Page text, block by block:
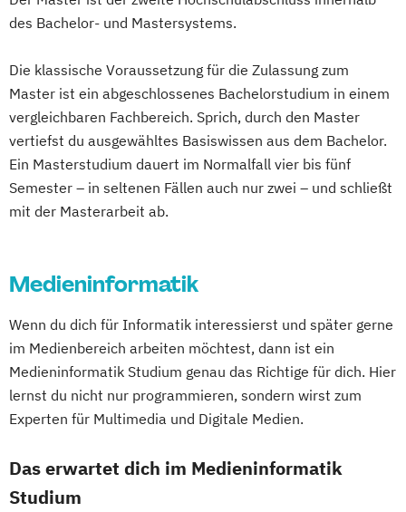
des Bachelor- und Mastersystems.
Die klassische Voraussetzung für die Zulassung zum
Master ist ein abgeschlossenes Bachelorstudium in einem
vergleichbaren Fachbereich. Sprich, durch den Master
vertiefst du ausgewähltes Basiswissen aus dem Bachelor.
Ein Masterstudium dauert im Normalfall vier bis fünf
Semester – in seltenen Fällen auch nur zwei – und schließt
mit der Masterarbeit ab.
Medieninformatik
Wenn du dich für Informatik interessierst und später gerne
im Medienbereich arbeiten möchtest, dann ist ein
Medieninformatik Studium genau das Richtige für dich. Hier
lernst du nicht nur programmieren, sondern wirst zum
Experten für Multimedia und Digitale Medien.
Das erwartet dich im Medieninformatik
Studium